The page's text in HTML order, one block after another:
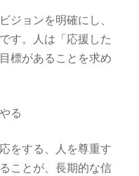
ジョンを明確にし、
す。人は「応援した
標があることを求め
る
をする、人を尊重す
ことが、長期的な信